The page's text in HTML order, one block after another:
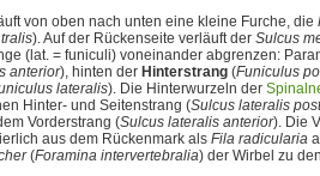
von oben nach unten eine kleine Furche, die
). Auf der Rückenseite verläuft der Sulcus
(lat. = funiculi) voneinander abgrenzen:
anterior), hinten der Hinterstrang (Funiculus
lateralis). Die Hinterwurzeln der
Hinter- und Seitenstrang (Sulcus lateralis
Vorderstrang (Sulcus lateralis anterior). Die
aus dem Rückenmark als Fila radicularia
(Foramina intervertebralia) der Wirbel zu